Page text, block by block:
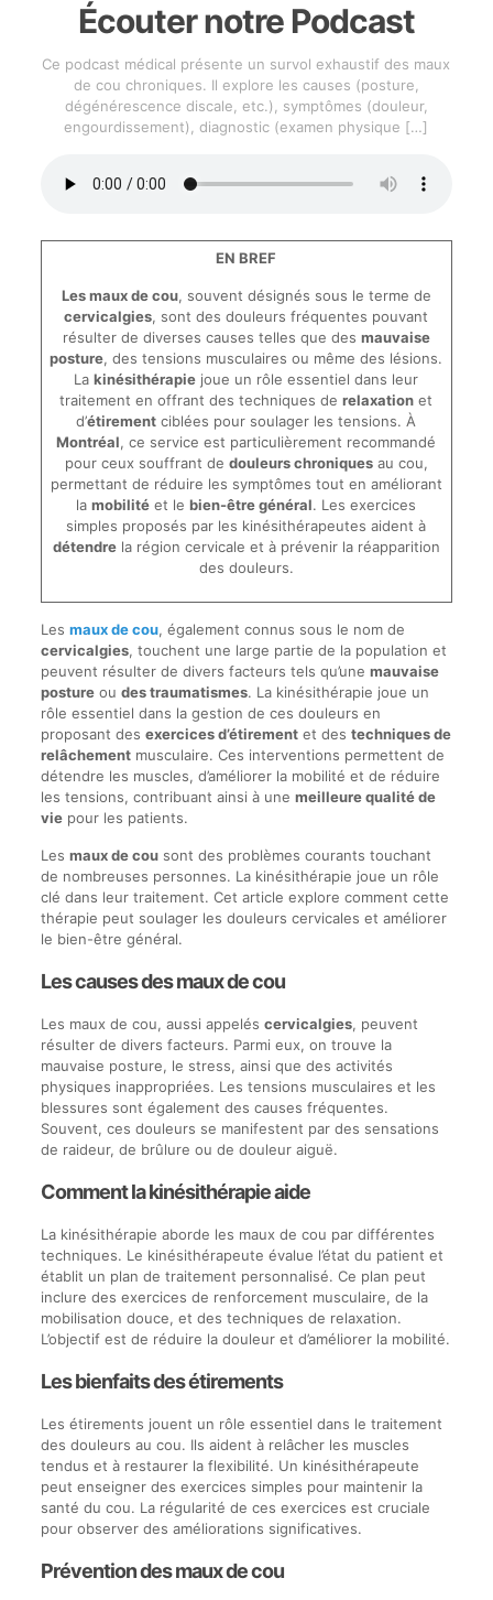
Écouter notre Podcast
Ce podcast médical présente un survol exhaustif des maux
de cou chroniques. Il explore les causes (posture,
dégénérescence discale, etc.), symptômes (douleur,
engourdissement), diagnostic (examen physique […]
EN BREF
Les maux de cou, souvent désignés sous le terme de
cervicalgies, sont des douleurs fréquentes pouvant
résulter de diverses causes telles que des mauvaise
posture, des tensions musculaires ou même des lésions.
Lakinésithérapie joue un rôle essentiel dans leur
traitement en offrant des techniques derelaxation et
d’étirement ciblées pour soulager les tensions. À
Montréal, ce service est particulièrement recommandé
pour ceux souffrant de douleurs chroniquesau cou,
permettant de réduire les symptômes tout en améliorant
lamobilité et lebien-être général. Les exercices
simples proposés par les kinésithérapeutes aident à
détendrela région cervicale et à prévenir la réapparition
des douleurs.
Les maux de cou, également connus sous le nom de
cervicalgies, touchent une large partie de la population et
peuvent résulter de divers facteurs tels qu’une mauvaise
postureou des traumatismes. La kinésithérapie joue un
rôle essentiel dans la gestion de ces douleurs en
proposant des exercices d’étirementet des techniques de
relâchementmusculaire. Ces interventions permettent de
détendre les muscles, d’améliorer la mobilité et de réduire
les tensions, contribuant ainsi à une meilleure qualité de
viepour les patients.
Les maux de cousont des problèmes courants touchant
de nombreuses personnes. La kinésithérapie joue un rôle
clé dans leur traitement. Cet article explore comment cette
thérapie peut soulager les douleurs cervicales et améliorer
le bien-être général.
Les causes des maux de cou
Les maux de cou, aussi appelés cervicalgies, peuvent
résulter de divers facteurs. Parmi eux, on trouve la
mauvaise posture, le stress, ainsi que des activités
physiques inappropriées. Les tensions musculaires et les
blessures sont également des causes fréquentes.
Souvent, ces douleurs se manifestent par des sensations
de raideur, de brûlure ou de douleur aiguë.
Comment la kinésithérapie aide
La kinésithérapie aborde les maux de cou par différentes
techniques. Le kinésithérapeute évalue l’état du patient et
établit un plan de traitement personnalisé. Ce plan peut
inclure des exercices de renforcement musculaire, de la
mobilisation douce, et des techniques de relaxation.
L’objectif est de réduire la douleur et d’améliorer la mobilité.
Les bienfaits des étirements
Les étirements jouent un rôle essentiel dans le traitement
des douleurs au cou. Ils aident à relâcher les muscles
tendus et à restaurer la flexibilité. Un kinésithérapeute
peut enseigner des exercices simples pour maintenir la
santé du cou. La régularité de ces exercices est cruciale
pour observer des améliorations significatives.
Prévention des maux de cou